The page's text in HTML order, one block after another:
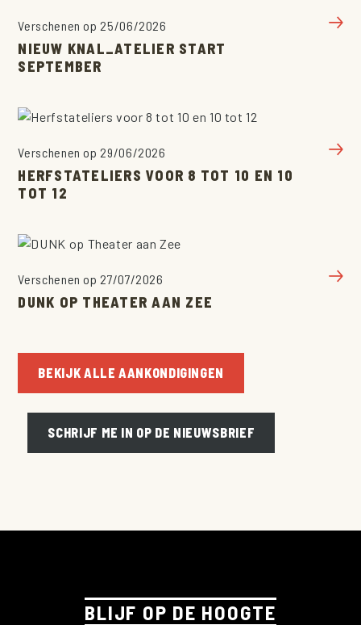
AGENDA
ATELIERS
EVENEMENTEN
OVER LARF!
VEELGESTELDE VRAGEN
CONTACT
Verschenen op 25/06/2026
NIEUW KNAL_ATELIER START
SEPTEMBER
Verschenen op 29/06/2026
HERFSTATELIERS VOOR 8 TOT 10 EN 10
TOT 12
Verschenen op 27/07/2026
DUNK OP THEATER AAN ZEE
BEKIJK ALLE AANKONDIGINGEN
SCHRIJF ME IN OP DE NIEUWSBRIEF
BLIJF OP DE HOOGTE